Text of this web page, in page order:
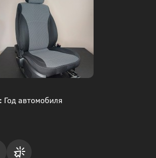
Год автомобиля